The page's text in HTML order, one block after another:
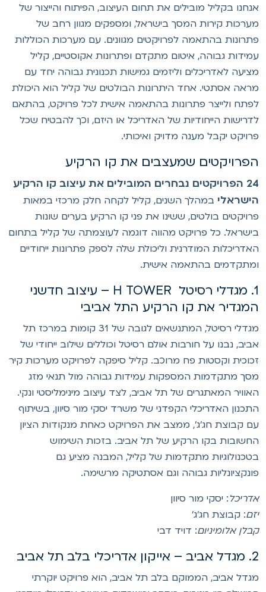
בקליל מובילים את תחום העיצוב, הפיתוח והייצור של
קירות המסך בישראל, ומספקים מגוון רחב של
בהתאמה לפרויקטים מגוונים. עם מערכות הכוללות
גבוהה, איטום מתקדם ופתרונות אקוסטיים, קליל
לאדריכלים וליזמים גמישות תכנונית גבוהה יחד עם
אסתטי. אחד היתרונות הבולטים של קליל הוא היכולת
ולייצר פתרונות בהתאמה אישית לכל פרויקט, בהתאם
הייחודיות של האדריכל או היזם, וכך להבטיח שכל
יקבל מענה מדויק ואיכותי.
שמעצבים את קו הרקיע
24 הפרויקטים נבחרים המובילים את עיצוב קו הרקיע
במהלך השנים, קליל לקחה חלק מרכזי במאות
בולטים, ששינו את פני קו הרקיע בערים שונות
כל פרויקט מהווה דוגמה לעוצמתה של קליל בתחום
המודרנית וליכולת שלה לספק פתרונות ייחודיים
בהתאמה אישית.
1. מגדלי רסיטל H TOWER – עיצוב חדשני
את קו הרקיע התל אביבי
מגדלי רסיטל, המתנשאים לגובה של 31 קומות במרכז תל
נבנו על חורבות אולם רסיטל וכוללים שילוב ייחודי של
וקסטות פח מרוכב. קליל סיפקה לפרויקט מערכות קיר
מתקדמות המספקות עמידות גבוהה מול תנאי מזג
המאתגרים של תל אביב, לצד עיצוב מינימליסטי ונקי.
האדריכלי הקפדני של משרד יסקי מור סיוון, בשיתוף
קבוצת חג'ג', ממצב את הפרויקט כאחת מנקודות הציון
בקו הרקיע של תל אביב. בזכות השימוש
מתקדמות של קליל, המבנה מציע גם
גבוהה וגם אסתטיקה מרשימה.
: יסקי מור סיוון
: קבוצת חג'ג'
אלומיניום: דויד דבי
אביב, הממוקם בלב תל אביב, הוא פרויקט יוקרתי